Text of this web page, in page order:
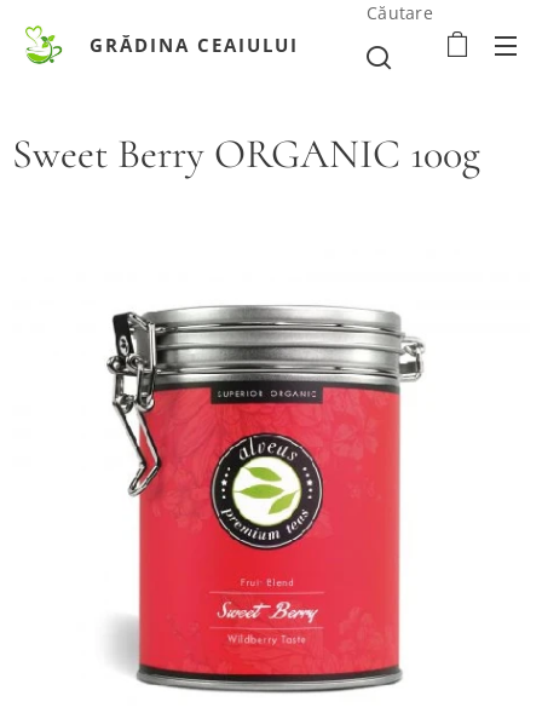
GRĂDINA CEAIULUI
Căutare
Sweet Berry ORGANIC 100g